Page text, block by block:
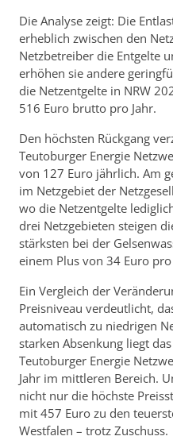
Die Analyse zeigt: Die
erheblich zwischen den
Netzbetreiber die Entgelte
erhöhen sie andere
die Netzentgelte in NRW
516 Euro brutto pro Jahr.
Den höchsten Rückgang
Teutoburger Energie
von 127 Euro jährlich. Am
im Netzgebiet der
wo die Netzentgelte
drei Netzgebieten steigen
stärksten bei der
einem Plus von 34 Euro pro
Ein Vergleich der
Preisniveau verdeutlicht,
automatisch zu niedrigen
starken Absenkung liegt
Teutoburger Energie
Jahr im mittleren Bereich.
nicht nur die höchste
mit 457 Euro zu den
Westfalen – trotz Zuschuss.